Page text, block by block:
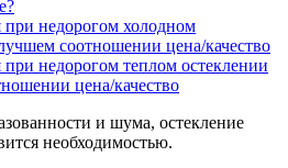
при недорогом холодном
соотношении цена/качество
при недорогом теплом остеклении
цена/качество
и шума, остекление
необходимостью.